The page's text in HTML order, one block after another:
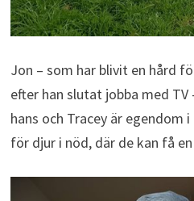
Jon – som har blivit en hård
efter han slutat jobba med TV
hans och Tracey är egendom
för djur i nöd, där de kan få